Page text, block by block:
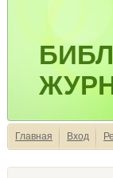
Главная Вход